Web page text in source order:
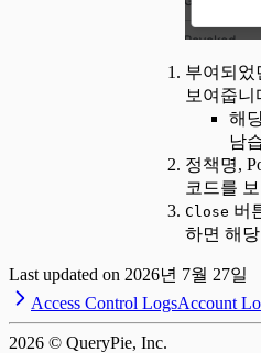
부여되었
보여줍니
해
남
정책명,
코드를
Close 버
하면 해
Last updated on 2026년 7월 27일
Access Control LogsAccount
2026 © QueryPie, Inc.